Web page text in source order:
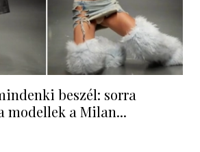
beszél: sorra
modellek a Milan...